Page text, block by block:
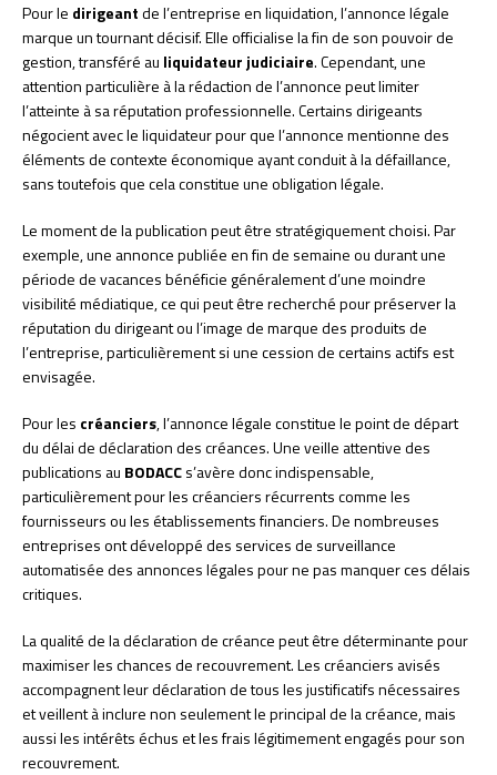
Pour le dirigeantde l’entreprise en liquidation, l’annonce légale
marque un tournant décisif. Elle officialise la fin de son pouvoir de
gestion, transféré au liquidateur judiciaire. Cependant, une
attention particulière à la rédaction de l’annonce peut limiter
l’atteinte à sa réputation professionnelle. Certains dirigeants
négocient avec le liquidateur pour que l’annonce mentionne des
éléments de contexte économique ayant conduit à la défaillance,
sans toutefois que cela constitue une obligation légale.
Le moment de la publication peut être stratégiquement choisi. Par
exemple, une annonce publiée en fin de semaine ou durant une
période de vacances bénéficie généralement d’une moindre
visibilité médiatique, ce qui peut être recherché pour préserver la
réputation du dirigeant ou l’image de marque des produits de
l’entreprise, particulièrement si une cession de certains actifs est
envisagée.
Pour les créanciers, l’annonce légale constitue le point de départ
du délai de déclaration des créances. Une veille attentive des
publications au BODACCs’avère donc indispensable,
particulièrement pour les créanciers récurrents comme les
fournisseurs ou les établissements financiers. De nombreuses
entreprises ont développé des services de surveillance
automatisée des annonces légales pour ne pas manquer ces délais
critiques.
La qualité de la déclaration de créance peut être déterminante pour
maximiser les chances de recouvrement. Les créanciers avisés
accompagnent leur déclaration de tous les justificatifs nécessaires
et veillent à inclure non seulement le principal de la créance, mais
aussi les intérêts échus et les frais légitimement engagés pour son
recouvrement.